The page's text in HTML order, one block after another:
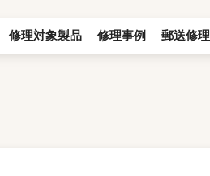
修理対象製品 修理事例 郵送修理